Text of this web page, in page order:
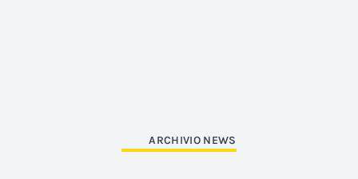
ARCHIVIO NEWS